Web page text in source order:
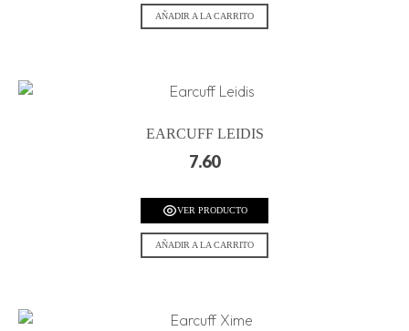
AÑADIR A LA CARRITO
EARCUFF LEIDIS
7.60
VER PRODUCTO
AÑADIR A LA CARRITO